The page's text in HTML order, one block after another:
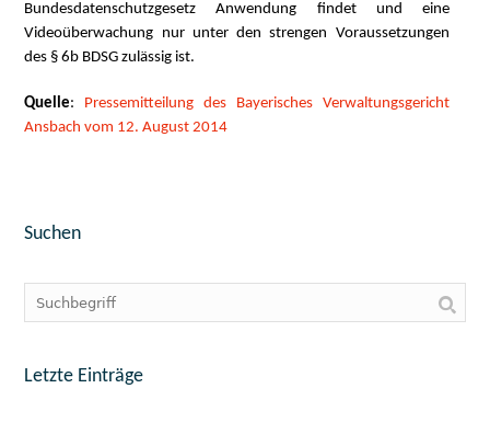
Bundesdatenschutzgesetz Anwendung findet und eine
Videoüberwachung nur unter den strengen Voraussetzungen
des § 6b BDSG zulässig ist.
Quelle: Pressemitteilung des Bayerisches Verwaltungsgericht
Ansbach vom 12. August 2014
Suchen
Letzte Einträge